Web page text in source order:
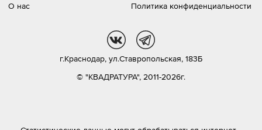
О нас
Политика конфиденциальности
© "КВАДРАТУРА", 2011-2026г.
г.Краснодар, ул.Ставропольская, 183Б
vk